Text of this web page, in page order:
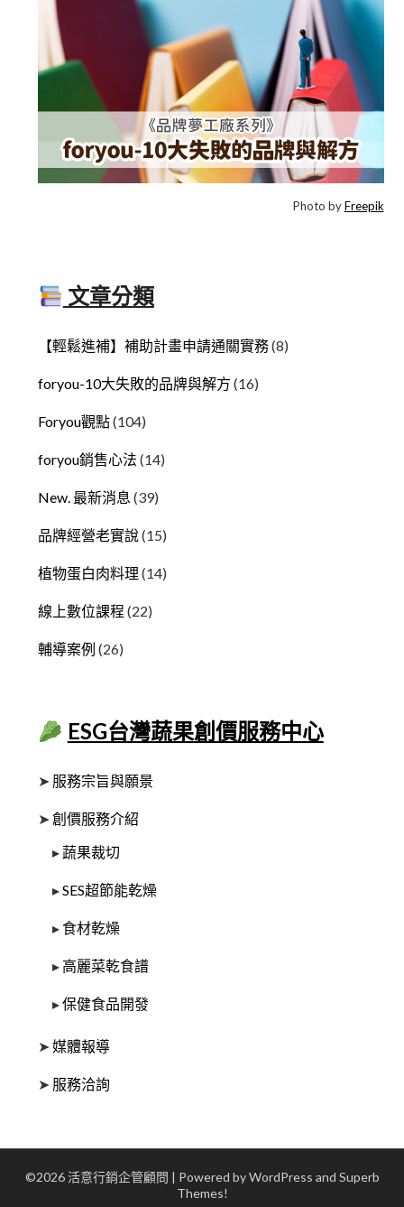
Photo byFreepik
文章分類
【輕鬆進補】補助計畫申請通關實務(8)
foryou-10大失敗的品牌與解方 (16)
Foryou觀點(104)
foryou銷售心法 (14)
New. 最新消息 (39)
品牌經營老實說(15)
植物蛋白肉料理 (14)
線上數位課程 (22)
輔導案例 (26)
ESG台灣蔬果創價服務中心
➤ 服務宗旨與願景
➤創價服務介紹
▸ 蔬果裁切
▸SES超節能乾燥
▸ 食材乾燥
▸ 高麗菜乾食譜
▸保健食品開發
➤媒體報導
➤ 服務洽詢
©2026 活意行銷企管顧問 | Powered by WordPress and Superb
Themes!